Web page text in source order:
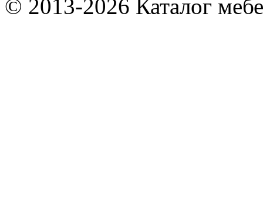
© 2013-2026 Каталог